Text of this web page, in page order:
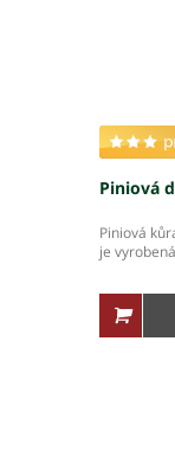
Piniová
Piniová
je